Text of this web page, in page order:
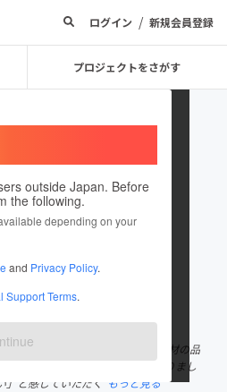
ログイン / 新規会員登録
プロジェクトをさがす
outside Japan. Before
the following.
depending on your
and Privacy Policy.
Support Terms.
ofu
プロジェクトを投稿しています
えてから、40年以上にわたり、 食材の品
ながら江戸前寿司を握り続けて参りまし
」と感じていただく
もっと見る